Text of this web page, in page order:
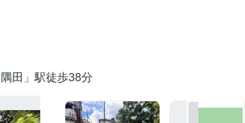
田」駅徒歩38分